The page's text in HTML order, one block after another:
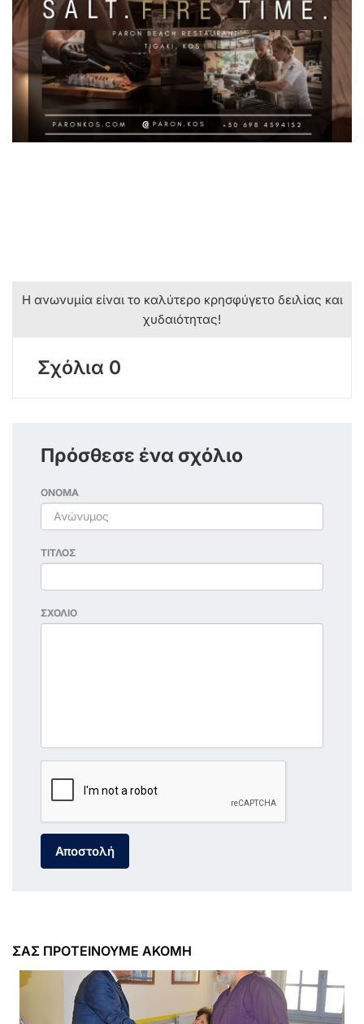
Η ανωνυμία είναι το καλύτερο κρησφύγετο δειλίας και
χυδαιότητας!
Σχόλια 0
Πρόσθεσε ένα σχόλιο
ΟΝΟΜΑ
ΤΙΤΛΟΣ
ΣΧΟΛΙΟ
Αποστολή
ΣΑΣ ΠΡΟΤΕΙΝΟΥΜΕ ΑΚΟΜΗ